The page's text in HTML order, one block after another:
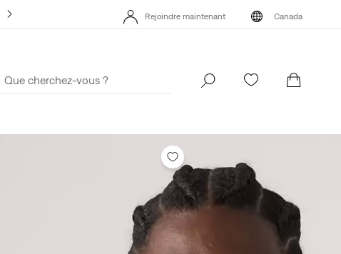
Rejoindre maintenant Canada
LE MEILLEUR DE LEVI'SMD – MAINTENANT DANS L’APPLI Détails
Rejoindre maintenant